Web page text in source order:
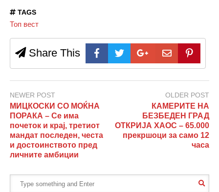
TAGS
Топ вест
Share This
NEWER POST
МИЦКОСКИ СО МОЌНА
ПОРАКА – Се има
почеток и крај, третиот
мандат последен, честа
и достоинството пред
личните амбиции
OLDER POST
КАМЕРИТЕ НА
БЕЗБЕДЕН ГРАД
ОТКРИЈА ХАОС – 65.000
прекршоци за само 12
часа